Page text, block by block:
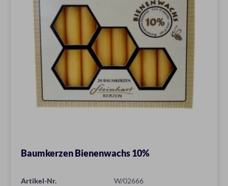
Baumkerzen Bienenwachs 10%
Artikel-Nr.
W/02666